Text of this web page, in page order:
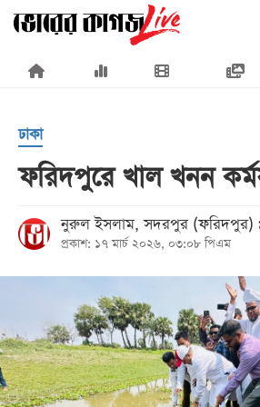
×
প্রচ্ছদ
অর্থনীতি
আন্তর্জাতিক
সারাদেশ
ঢাকা
ফরিদপুরে খাল খনন
নুরুল ইসলাম, সদরপুর (ফরিদপুর)
প্রকাশ: ১৭ মার্চ ২০২৬, ০৩:০৮ পিএম